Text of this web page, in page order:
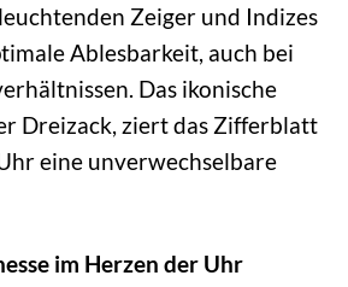
Zeiger und Indizes
Ablesbarkeit, auch bei
Das ikonische
Dreizack, ziert das Zifferblatt
eine unverwechselbare
im Herzen der Uhr